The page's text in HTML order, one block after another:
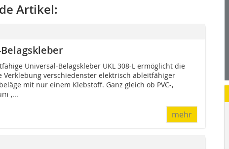
Artikel:
Universal-Belagskleber UKL 308-L ermöglicht die
Verklebung verschiedenster elektrisch ableitfähiger
mit nur einem Klebstoff. Ganz gleich ob PVC-,
,...
mehr